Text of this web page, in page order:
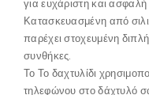
για ευχάριστη και
Κατασκευασμένη από
παρέχει στοχευμένη
συνθήκες.
Το Το δαχτυλίδι
τηλεφώνου στο δάχτυλό